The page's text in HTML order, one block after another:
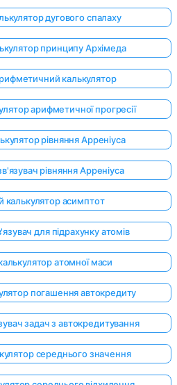
дугового спалаху
принципу Архімеда
калькулятор
арифметичної прогресії
рівняння Арреніуса
рівняння Арреніуса
калькулятор асимптот
для підрахунку атомів
атомної маси
погашення автокредиту
задач з автокредитування
середнього значення